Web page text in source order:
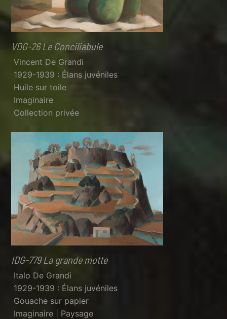
VDG-26 Le Conciliabule
Vincent De Grandi
1929-1939 : Élans juvéniles
Huile sur toile
Imaginaire
Collection privée
IDG-779 La grande motte
Italo De Grandi
1929-1939 : Élans juvéniles
Gouache sur papier
Imaginaire | Paysage